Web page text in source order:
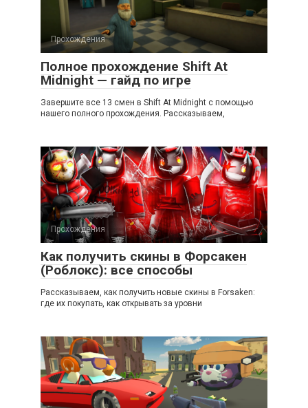
Прохождения
Полное прохождение Shift At
Midnight — гайд по игре
Завершите все 13 смен в Shift At Midnight с помощью
нашего полного прохождения. Рассказываем,
Прохождения
Как получить скины в Форсакен
(Роблокс): все способы
Рассказываем, как получить новые скины в Forsaken:
где их покупать, как открывать за уровни